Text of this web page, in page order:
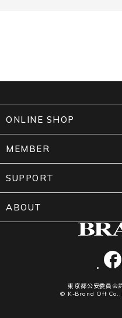
東京都公安委員
© K-Brand Off
ONLINE SHOP
MEMBER
SUPPORT
ABOUT